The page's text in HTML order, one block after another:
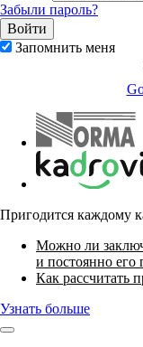
Забыли пароль?
Запомнить меня
Пригодится каждому
Можно ли
и постоянно его
Как рассчитать
Узнать больше